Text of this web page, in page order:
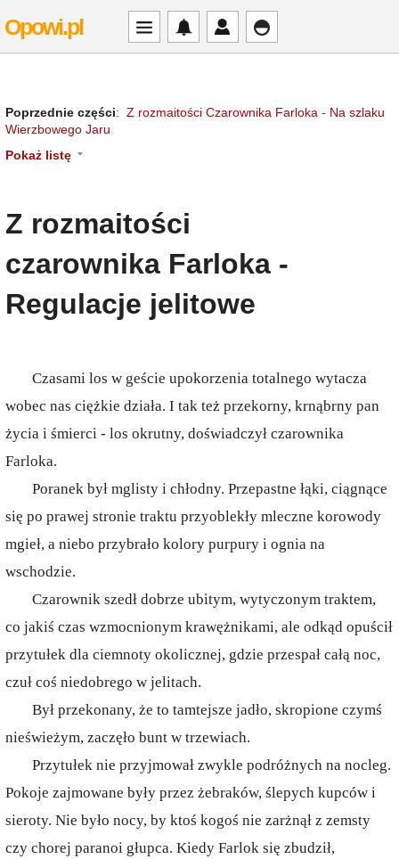
Opowi.pl
Poprzednie części: Z rozmaitości Czarownika Farloka - Na szlaku
Wierzbowego Jaru
Pokaż listę
Z rozmaitości
czarownika Farloka -
Regulacje jelitowe
Czasami los w geście upokorzenia totalnego wytacza
wobec nas ciężkie działa. I tak też przekorny, krnąbrny pan
życia i śmierci - los okrutny, doświadczył czarownika
Farloka.
Poranek był mglisty i chłodny. Przepastne łąki, ciągnące
się po prawej stronie traktu przyoblekły mleczne korowody
mgieł, a niebo przybrało kolory purpury i ognia na
wschodzie.
Czarownik szedł dobrze ubitym, wytyczonym traktem,
co jakiś czas wzmocnionym krawężnikami, ale odkąd opuścił
przytułek dla ciemnoty okolicznej, gdzie przespał całą noc,
czuł coś niedobrego w jelitach.
Był przekonany, że to tamtejsze jadło, skropione czymś
nieświeżym, zaczęło bunt w trzewiach.
Przytułek nie przyjmował zwykle podróżnych na nocleg.
Pokoje zajmowane były przez żebraków, ślepych kupców i
sieroty. Nie było nocy, by ktoś kogoś nie zarżnął z zemsty
czy chorej paranoi głupca. Kiedy Farlok się zbudził,